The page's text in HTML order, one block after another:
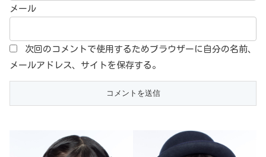
メール
次回のコメントで使用するためブラウザーに自分の名前、
メールアドレス、サイトを保存する。